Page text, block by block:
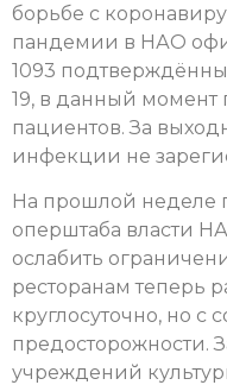
борьбе с
пандемии в НАО
1093
19, в данный момент
пациентов. За
инфекции не
На прошлой неделе
оперштаба власти
ослабить
ресторанам теперь
круглосуточно, но
предосторожности.
учреждений